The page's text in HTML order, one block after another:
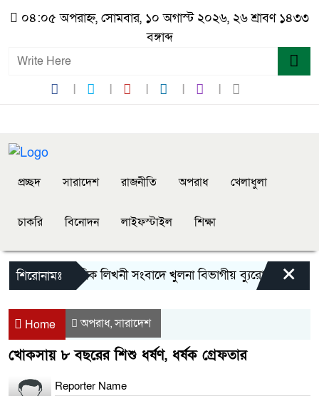
০৪:০৫ অপরাহ্ন, সোমবার, ১০ অগাস্ট ২০২৬, ২৬ শ্রাবণ ১৪৩৩
বঙ্গাব্দ
প্রচ্ছদ সারাদেশ রাজনীতি অপরাধ খেলাধুলা
চাকরি বিনোদন লাইফস্টাইল শিক্ষা
শিরোনামঃদৈনিক লিখনী সংবাদে খুলনা বিভাগীয় ব্যুরো প্রধান×
Home অপরাধ,সারাদেশ
খোকসায় ৮ বছরের শিশু ধর্ষণ, ধর্ষক গ্রেফতার
Reporter Name